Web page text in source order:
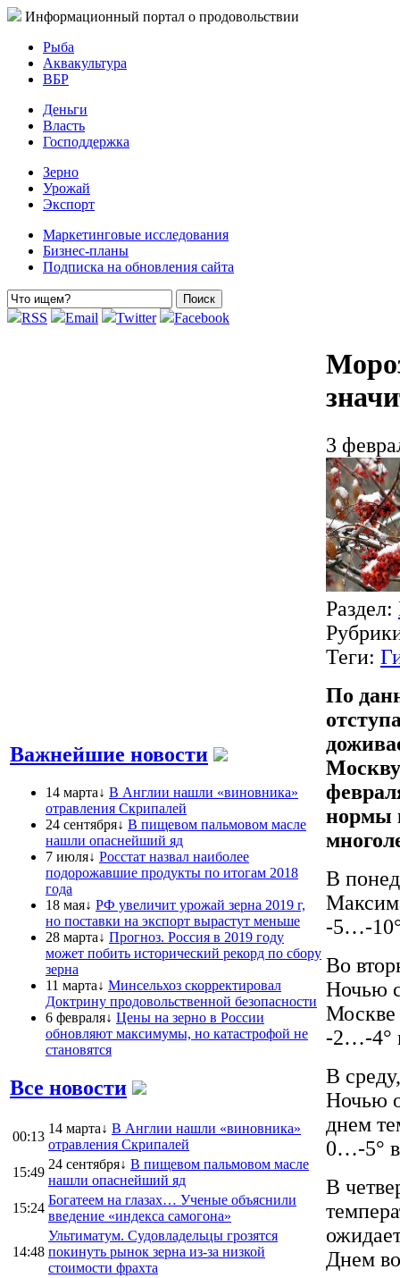
Информационный портал о продовольствии
Рыба
Аквакультура
ВБР
Деньги
Власть
Господдержка
Зерно
Урожай
Экспорт
Маркетинговые исследования
Бизнес-планы
Подписка на обновления сайта
RSS Email Twitter Facebook
Важнейшие новости
14 марта↓ В Англии нашли «виновника»
отравления Скрипалей
24 сентября↓ В пищевом пальмовом масле
нашли опаснейший яд
7 июля↓ Росстат назвал наиболее
подорожавшие продукты по итогам 2018
года
18 мая↓ РФ увеличит урожай зерна 2019 г,
но поставки на экспорт вырастут меньше
28 марта↓ Прогноз. Россия в 2019 году
может побить исторический рекорд по сбору
зерна
11 марта↓ Минсельхоз скорректировал
Доктрину продовольственной безопасности
6 февраля↓ Цены на зерно в России
обновляют максимумы, но катастрофой не
становятся
Все новости
00:13
14 марта↓ В Англии нашли «виновника»
отравления Скрипалей
15:49
24 сентября↓ В пищевом пальмовом масле
нашли опаснейший яд
15:24
Богатеем на глазах… Ученые объяснили
введение «индекса самогона»
14:48
Ультиматум. Судовладельцы грозятся
покинуть рынок зерна из-за низкой
стоимости фрахта
3
Раздел:
Теги:
По
Москву
нормы
В
-5…-
Во
Ночью
Москве
-2…-4°
В
Ночью
днем
0…-5°
В
Днем